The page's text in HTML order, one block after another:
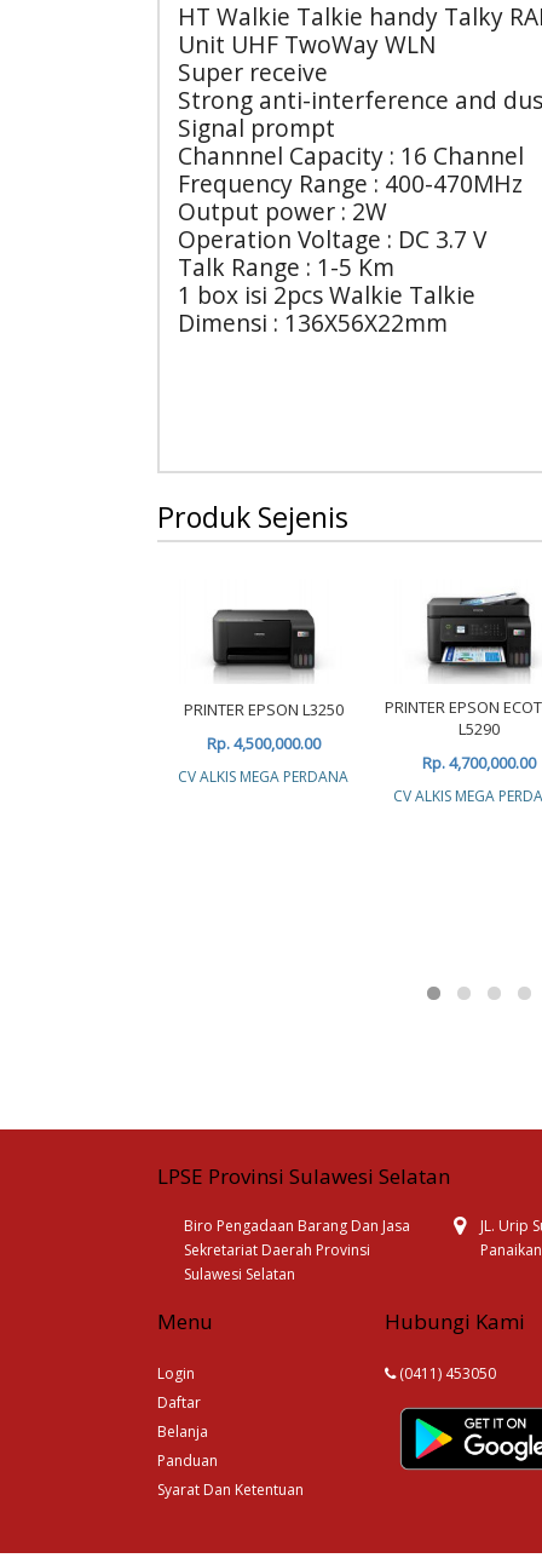
HT Walkie Talkie handy Talky
Unit UHF TwoWay WLN
Super receive
Strong anti-interference and
Signal prompt
Channnel Capacity : 16 Channel
Frequency Range : 400-470MHz
Output power : 2W
Operation Voltage : DC 3.7 V
Talk Range : 1-5 Km
1 box isi 2pcs Walkie Talkie
Dimensi : 136X56X22mm
Produk Sejenis
PRINTER EPSON L3250
Rp. 4,500,000.00
CV ALKIS MEGA PERDANA
PRINTER EPSON
L5290
Rp. 4,700,000.00
CV ALKIS MEGA
LPSE Provinsi Sulawesi Selatan
Biro Pengadaan Barang Dan Jasa
Sekretariat Daerah Provinsi
Sulawesi Selatan
JL. Urip
Menu
Login
Daftar
Belanja
Panduan
Syarat Dan Ketentuan
Hubungi Kami
(0411) 453050